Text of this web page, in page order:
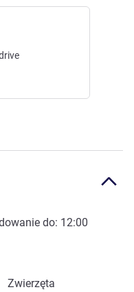
do: 12:00
Zwierzęta